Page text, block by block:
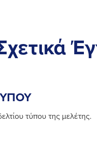
τύπου της μελέτης.